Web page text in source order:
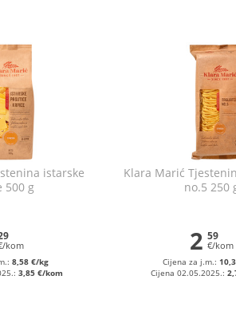
istarske
500 g
kom
8,58 €/kg
3,85 €/kom
Klara Marić
no.5 250
2 59
€/kom
Cijena za j.m.:
Cijena 02.05.2025.: